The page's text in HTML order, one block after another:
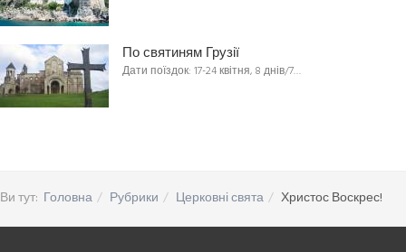
По святиням Грузії
Дати поїздок: 17-24 квітня, 8 днів/7…
Ви тут: Головна Рубрики Церковні свята Христос Воскрес!